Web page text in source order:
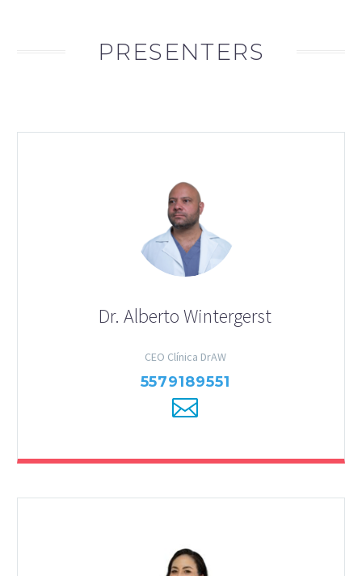
PRESENTERS
Dr. Alberto Wintergerst
CEO Clínica DrAW
5579189551